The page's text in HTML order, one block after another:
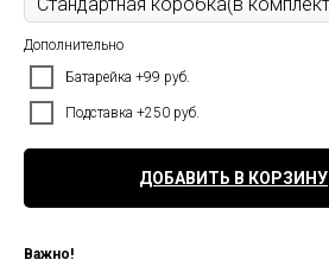
Дополнительно
Батарейка +99 руб.
Подставка +250 руб.
ДОБАВИТЬ В КОРЗИНУ
Важно!